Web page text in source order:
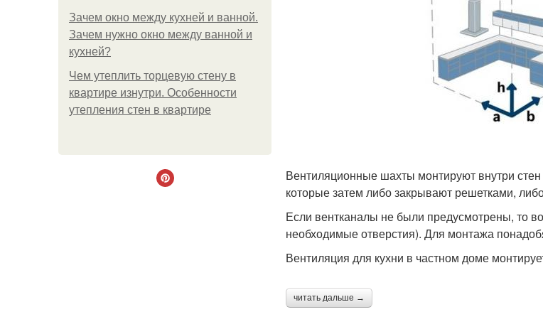
Зачем окно между кухней и ванной.
Зачем нужно окно между ванной и
кухней?
Чем утеплить торцевую стену в
квартире изнутри. Особенности
утепления стен в квартире
Вентиляционные шахты монтируют внутри
которые затем либо закрывают решетками,
Если вентканалы не были предусмотрены, то
необходимые отверстия). Для монтажа
Вентиляция для кухни в частном доме
читать дальше →